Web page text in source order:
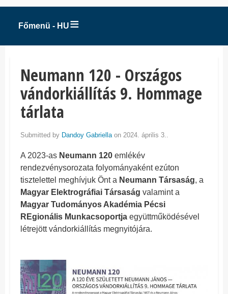
Főmenü - HU
Neumann 120 - Országos
vándorkiállítás 9. Hommage
tárlata
Submitted by Dandoy Gabriellaon 2024. április 3..
A 2023-as Neumann 120 emlékév
rendezvénysorozata folyományaként ezúton
tisztelettel meghívjuk Önt a Neumann Társaság, a
Magyar Elektrográfiai Társaság valamint a
Magyar Tudományos Akadémia Pécsi
REgionális Munkacsoportja együttműködésével
létrejött vándorkiállítás megnyitójára.